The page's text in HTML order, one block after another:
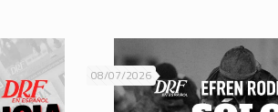
08/07/2026